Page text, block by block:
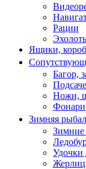
Рации
Ящики,
Багор,
Ножи,
Фонари
Зимняя
Зимние
Удочки